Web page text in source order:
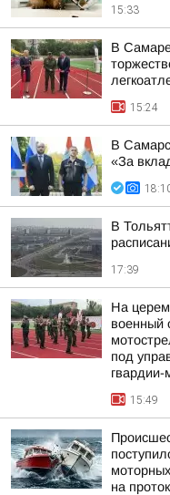
15:33
В
15:24
В
«За
В
17:39
На
военный
под
15:49
на